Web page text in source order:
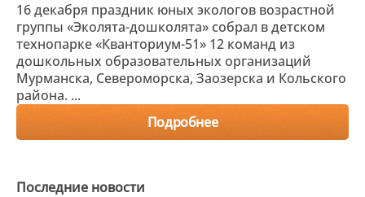
16 декабря праздник юных экологов возрастной
группы «Эколята-дошколята» собрал в детском
технопарке «Кванториум-51» 12 команд из
дошкольных образовательных организаций
Мурманска, Североморска, Заозерска и Кольского
района. ...
Подробнее
Последние новости